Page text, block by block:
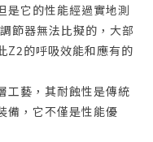
它的性能經過實地測
節器無法比擬的，大部
Z2的呼吸效能和應有的
藝，其耐蝕性是傳統
備，它不僅是性能優